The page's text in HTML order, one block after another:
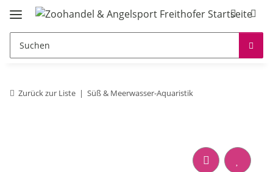
Zurück zur Liste Süß & Meerwasser-Aquaristik